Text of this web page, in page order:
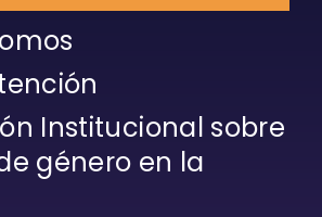
Institucional sobre
género en la